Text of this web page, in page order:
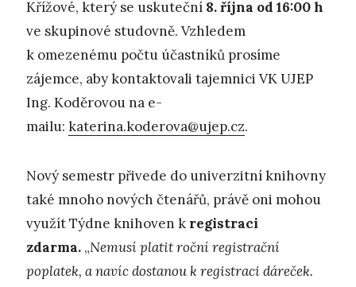
Křížové, který se uskuteční 8. října od 16:00h
ve skupinové studovně. Vzhledem
k omezenému počtu účastníků prosíme
zájemce, aby kontaktovali tajemnici VK UJEP
Ing. Koděrovou na e-
mailu: katerina.koderova@ujep.cz.
Nový semestr přivede do univerzitní knihovny
také mnoho nových čtenářů, právě oni mohou
využít Týdne knihoven k registraci
zdarma. „Nemusí platit roční registrační
poplatek, a navíc dostanou k registraci dáreček.